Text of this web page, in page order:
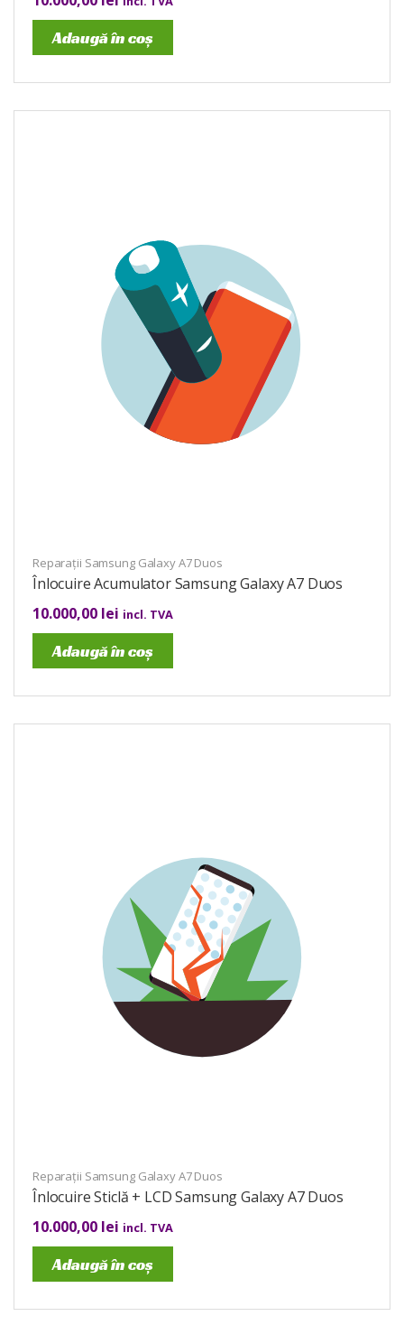
Adaugă în coș
Reparații Samsung Galaxy A7 Duos
Înlocuire Acumulator Samsung Galaxy A7 Duos
10.000,00 lei incl. TVA
Adaugă în coș
Reparații Samsung Galaxy A7 Duos
Înlocuire Sticlă + LCD Samsung Galaxy A7 Duos
10.000,00 lei incl. TVA
Adaugă în coș